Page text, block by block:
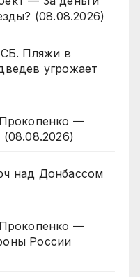
(08.08.2026)
Пляжи в
угрожает
—
над Донбассом
—
России